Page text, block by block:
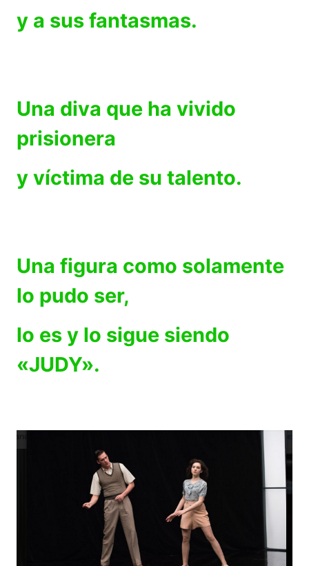
y a sus fantasmas.
Una diva que ha vivido
prisionera
y víctima de su talento.
Una figura como solamente
lo pudo ser,
lo es y lo sigue siendo
«JUDY».